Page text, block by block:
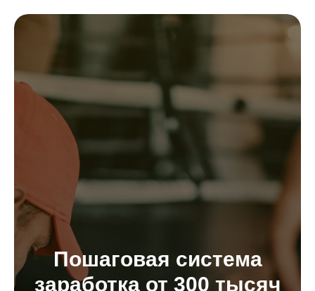
Пошаговая система
заработка от 300 тысяч